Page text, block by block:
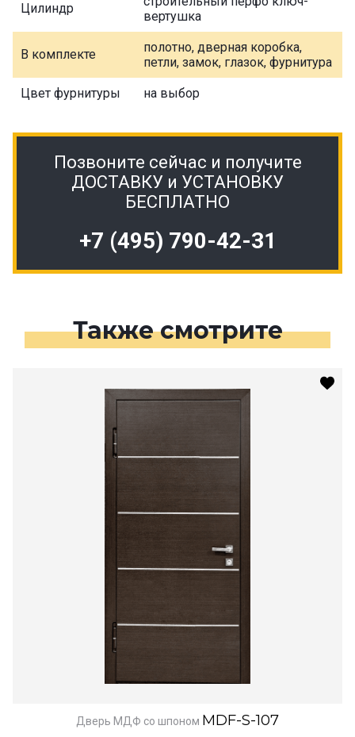
Цилиндр
вертушка
В комплекте
полотно, дверная коробка,
петли, замок, глазок, фурнитура
Цвет фурнитуры на выбор
Позвоните сейчас и получите
ДОСТАВКУ и УСТАНОВКУ
БЕСПЛАТНО
+7 (495) 790-42-31
Также смотрите
Дверь МДФ со шпоном MDF-S-107